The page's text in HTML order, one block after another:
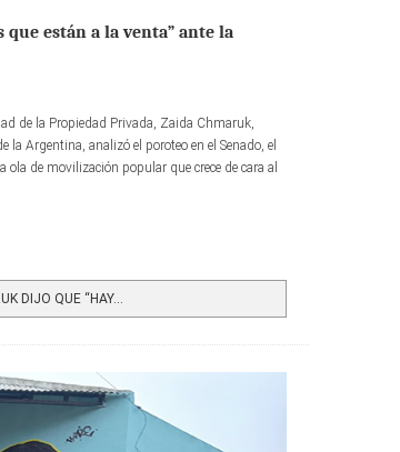
están a la venta” ante la
de la Propiedad Privada, Zaida Chmaruk,
la Argentina, analizó el poroteo en el Senado, el
de movilización popular que crece de cara al
DIJO QUE “HAY...